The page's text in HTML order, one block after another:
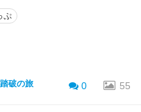
ぷ
破の旅 0 55